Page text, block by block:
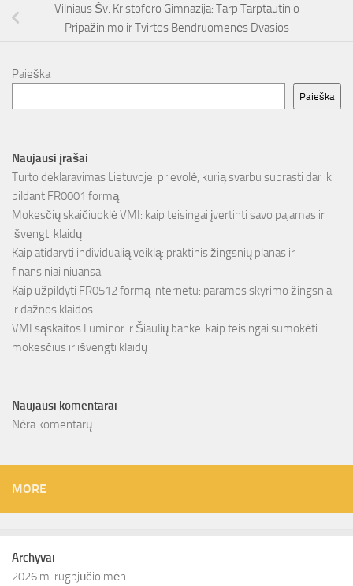
Vilniaus Šv. Kristoforo Gimnazija: Tarp Tarptautinio
Pripažinimo ir Tvirtos Bendruomenės Dvasios
Paieška
Paieška
Naujausi įrašai
Turto deklaravimas Lietuvoje: prievolė, kurią svarbu suprasti dar iki
pildant FR0001 formą
Mokesčių skaičiuoklė VMI: kaip teisingai įvertinti savo pajamas ir
išvengti klaidų
Kaip atidaryti individualią veiklą: praktinis žingsnių planas ir
finansiniai niuansai
Kaip užpildyti FR0512 formą internetu: paramos skyrimo žingsniai
ir dažnos klaidos
VMI sąskaitos Luminor ir Šiaulių banke: kaip teisingai sumokėti
mokesčius ir išvengti klaidų
Naujausi komentarai
Nėra komentarų.
MORE
Archyvai
2026 m. rugpjūčio mėn.